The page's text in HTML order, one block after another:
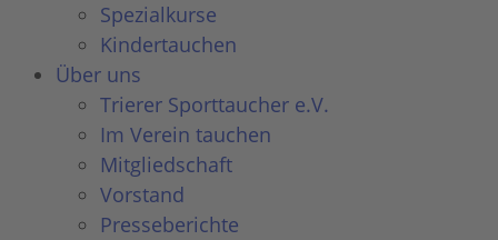
Spezialkurse
Kindertauchen
Über uns
Trierer Sporttaucher e.V.
Im Verein tauchen
Mitgliedschaft
Vorstand
Presseberichte